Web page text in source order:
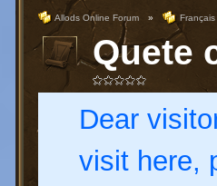
Allods Online Forum » Français
Quete
Dear
visit here,